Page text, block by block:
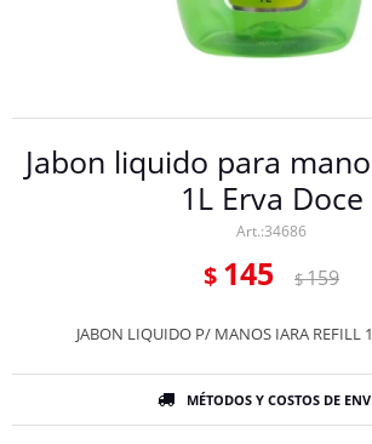
Jabon liquido para
1L Erva Doce
34686
$ 145 $159
JABON LIQUIDO P/ MANOS IARA REFILL
MÉTODOS Y COSTOS DE